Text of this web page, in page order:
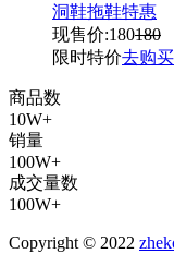
洞鞋拖鞋特惠
现售价:180180
限时特价去购买
商品数
10W+
销量
100W+
成交量数
100W+
Copyright © 2022